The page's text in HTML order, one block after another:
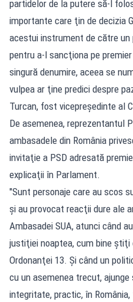
partidelor de la putere să-l
importante care ţin de decizia
acestui instrument de către
pentru a-l sancţiona pe
singură denumire, aceea se
vulpea ar ţine predici despre
Turcan, fost vicepreşedinte al
De asemenea, reprezentantul
ambasadele din România
invitaţie a PSD adresată
explicaţii în Parlament.
"Sunt personaje care au scos
şi au provocat reacţii dure ale
Ambasadei SUA, atunci când
justiţiei noaptea, cum bine ştiţi
Ordonanţei 13. Şi când un
cu un asemenea trecut, ajunge
integritate, practic, în